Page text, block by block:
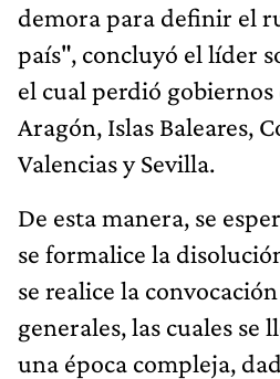
demora para definir el
país", concluyó el líder
el cual perdió gobiernos
Aragón, Islas Baleares,
Valencias y Sevilla.
De esta manera, se
se formalice la
se realice la
generales, las cuales se
una época compleja,